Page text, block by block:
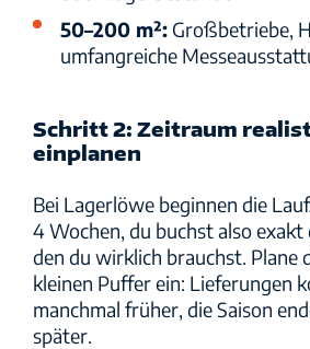
50–200 m²: Großbetriebe,
umfangreiche
Schritt 2: Zeitraum
einplanen
Bei Lagerlöwe beginnen die
4 Wochen, du buchst also exakt
den du wirklich brauchst. Plane
kleinen Puffer ein: Lieferungen
manchmal früher, die Saison
später.